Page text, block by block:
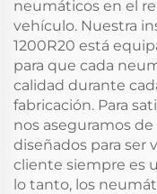
neumáticos en el
vehículo. Nuestra
1200R20 está
para que cada
calidad durante
fabricación. Para
nos aseguramos
diseñados para ser
cliente siempre es
lo tanto, los